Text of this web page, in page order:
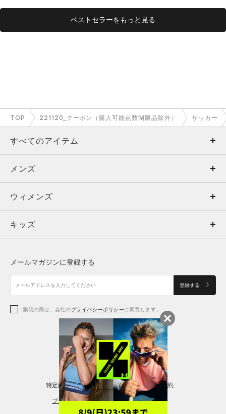
ベストセラーをもっと見る
TOP 221120_クーポン（購入可能点数制限品除外） サッカー
すべてのアイテム
メンズ
ウィメンズ
キッズ
アクセサリー
メンズ
トップス
ボトムス
アクセサリー
ウィメンズ
トップス
シューズ
アクセサリー
レギンス＆タイツ
キッズ
シューズ
メールマガジンに登録する
登録する
購読の際は、当社のプライバシーポリシーに同意します。
特定商取引法に基づく通販の表記 会員規約
プライバシーポリシー